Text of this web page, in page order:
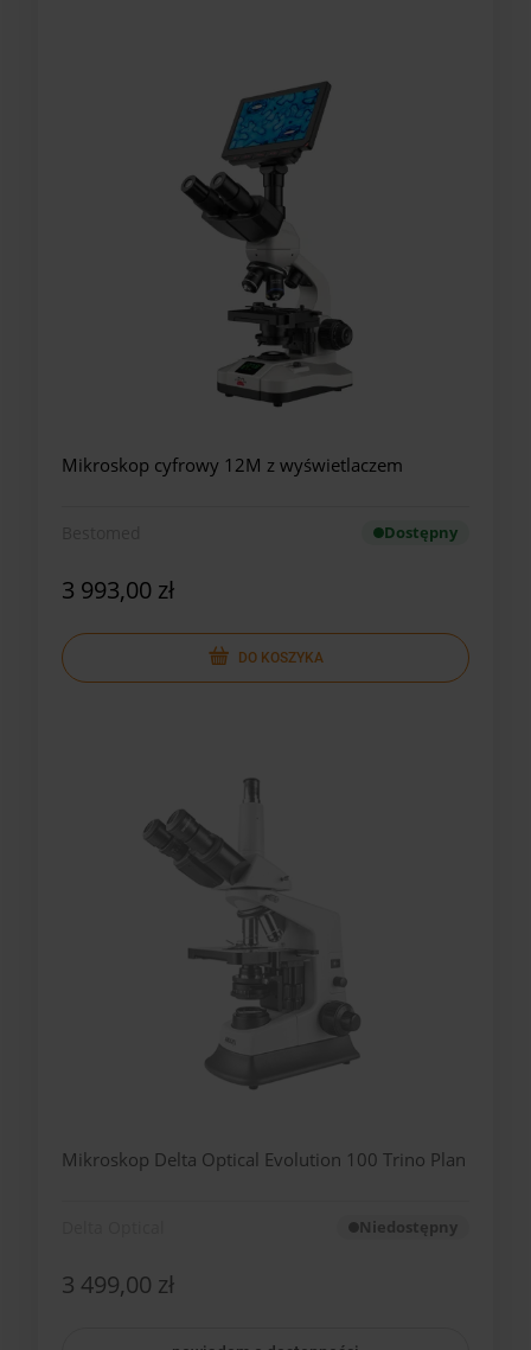
Mikroskop cyfrowy 12M z wyświetlaczem
Dostępny
3 993,00 zł
DO KOSZYKA
Mikroskop Delta Optical Evolution 100 Trino Plan
Niedostępny
3 499,00 zł